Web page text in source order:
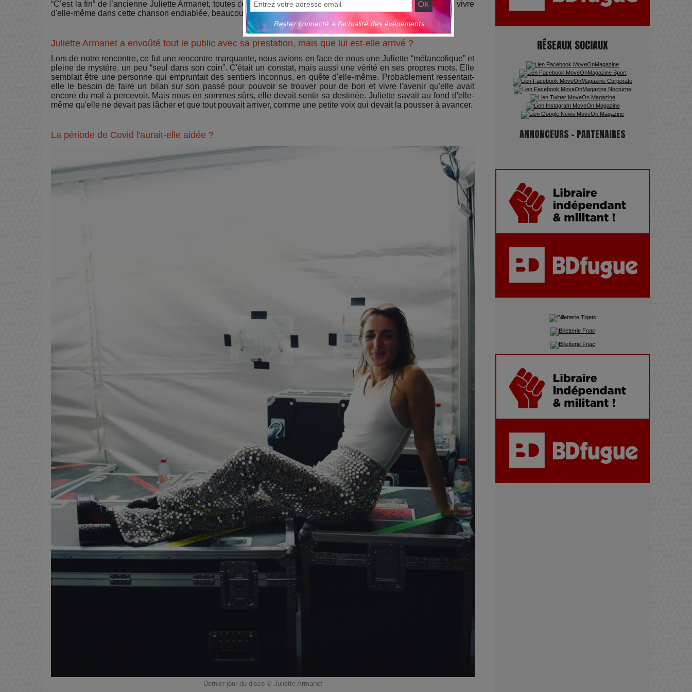
“C’est la fin” de l’ancienne Juliette Armanet, toutes ces paroles sont en parallèle avec ce qu'elle vit et nous fait vivre
d'elle-même dans cette chanson endiablée, beaucoup trop courte à notre goût ! Alors on la remet en boucle.
Juliette Armanet a envoûté tout le public avec sa prestation, mais que lui est-elle arrivé ?
Lors de notre rencontre, ce fut une rencontre marquante, nous avions en face de nous une Juliette “mélancolique” et
pleine de mystère, un peu “seul dans son coin”. C'était un constat, mais aussi une vérité en ses propres mots. Elle
semblait être une personne qui empruntait des sentiers inconnus, en quête d'elle-même. Probablement ressentait-
elle le besoin de faire un bilan sur son passé pour pouvoir se trouver pour de bon et vivre l'avenir qu'elle avait
encore du mal à percevoir. Mais nous en sommes sûrs, elle devait sentir sa destinée. Juliette savait au fond d'elle-
même qu'elle ne devait pas lâcher et que tout pouvait arriver, comme une petite voix qui devait la pousser à avancer.
La période de Covid l'aurait-elle aidée ?
Dernier jour du disco © Juliette Armanet
Kazakhstan”, célèbre ses 30 ans
de carrière à la Salle Gaveau
Les dessous de la fast fashion
: un désastre écologique en
chiffres
Photographes de Stars
Adieu Jean-Pat : rire au bord
du précipice
Pharaonic Festival 2025 : 10
ans d’électro sous les
montagnes, une fête à ne pas
manquer
RÉSEAUX SOCIAUX
ANNONCEURS - PARTENAIRES
Restez connecté à l'actualité des événements